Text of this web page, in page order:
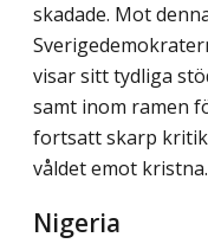
skadade. Mot
visar sitt tydliga
samt inom ramen
fortsatt skarp
våldet emot kristna.
Nigeria